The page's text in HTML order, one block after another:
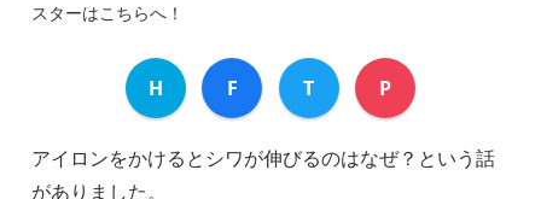
スターはこちらへ！
H F T P
アイロンをかけるとシワが伸びるのはなぜ？という話
がありました。